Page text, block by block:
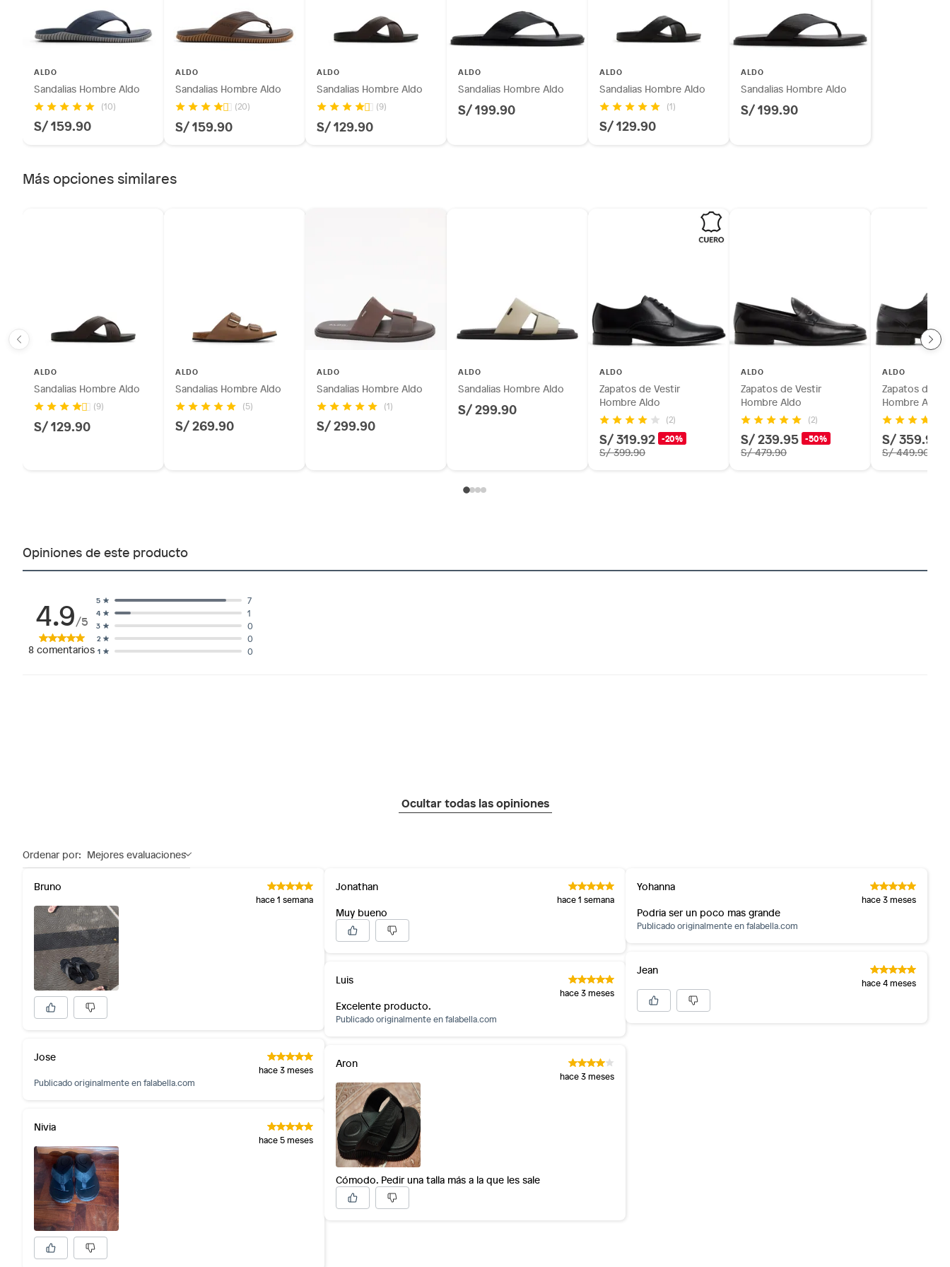
Alimentos, bebidas, fórmulas y leches para bebés.
Productos hechos a medida.
Pinturas de color a pedido.
Productos que hayan sido previamente instalados.
Baterías de auto.
Motocicletas y bicicletas motorizadas.
Licores y cigarros electrónicos.
ALDO
Sandalias Hombre Aldo
(10)
S/ 159.90
ALDO
Sandalias Hombre Aldo
(20)
S/ 159.90
ALDO
Sandalias Hombre Aldo
(9)
S/ 129.90
ALDO
Sandalias Hombre Aldo
S/ 199.90
ALDO
Sandalias Hombre Aldo
(1)
S/ 129.90
ALDO
Sandalias Hombre Aldo
S/ 199.90
Más opciones similares
ALDO
Sandalias Hombre Aldo
(9)
S/ 129.90
ALDO
Sandalias Hombre Aldo
(5)
S/ 269.90
ALDO
Sandalias Hombre Aldo
(1)
S/ 299.90
ALDO
Sandalias Hombre Aldo
S/ 299.90
ALDO
Zapatos de Vestir
Hombre Aldo
(2)
S/ 319.92 -20%
S/ 399.90
ALDO
Zapatos de Vestir
Hombre Aldo
(2)
S/ 239.95 -50%
S/ 479.90
ALDO
Zapatos de
Hombre Aldo
S/ 359.92
S/ 449.90
Opiniones de este producto
4.9/5
8 comentarios 1 0
2 0
3 0
4 1
5 7
Ocultar todas las opiniones
Ordenar por: Mejores evaluaciones
Bruno
hace 1 semana
Jose
hace 3 meses
Publicado originalmente enfalabella.com
Nivia
hace 5 meses
Jonathan
hace 1 semana
Muy bueno
Luis
hace 3 meses
Excelente producto.
Publicado originalmente enfalabella.com
Aron
hace 3 meses
Cómodo. Pedir una talla más a la que les sale
Yohanna
hace 3 meses
Podria ser un poco mas grande
Publicado originalmente enfalabella.com
Jean
hace 4 meses